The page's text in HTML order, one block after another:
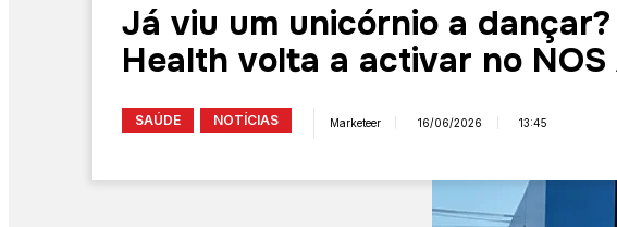
Já viu um unicórnio a
Health volta a activar no NOS
SAÚDE NOTÍCIAS Marketeer 16/06/2026 13:45